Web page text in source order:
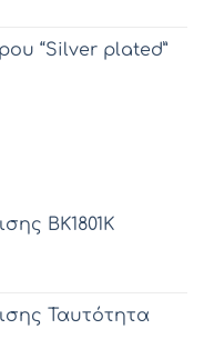
“Silver plated”
ΒΚ1801Κ
Ταυτότητα